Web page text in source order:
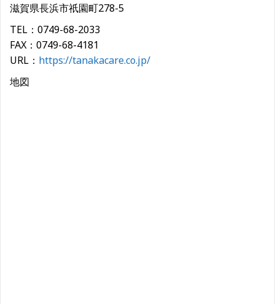
滋賀県長浜市祇園町278-5
TEL：0749-68-2033
FAX：0749-68-4181
URL： https://tanakacare.co.jp/
地図